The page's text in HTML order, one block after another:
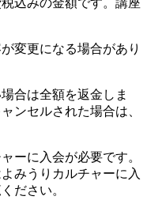
変更になる場合があり
合は全額を返金しま
ンセルされた場合は、
ーに入会が必要です。
みうりカルチャーに入
ださい。